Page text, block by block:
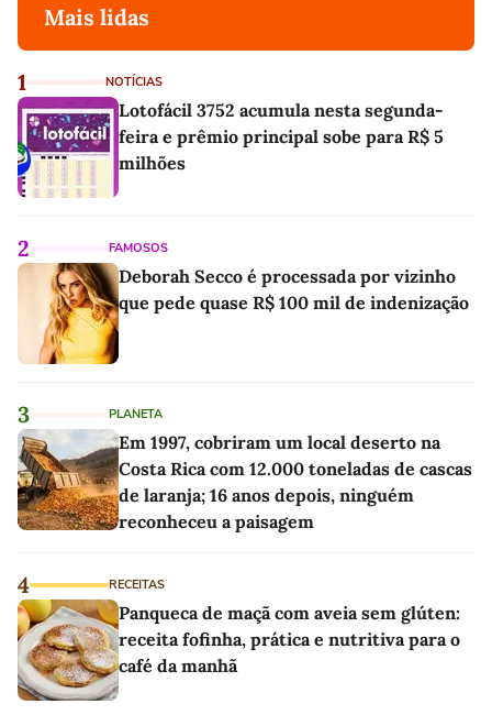
Mais lidas
1 NOTÍCIAS
Lotofácil 3752 acumula nesta segunda-
feira e prêmio principal sobe para R$ 5
milhões
2 FAMOSOS
Deborah Secco é processada por vizinho
que pede quase R$ 100 mil de indenização
3 PLANETA
Em 1997, cobriram um local deserto na
Costa Rica com 12.000 toneladas de cascas
de laranja; 16 anos depois, ninguém
reconheceu a paisagem
4 RECEITAS
Panqueca de maçã com aveia sem glúten:
receita fofinha, prática e nutritiva para o
café da manhã